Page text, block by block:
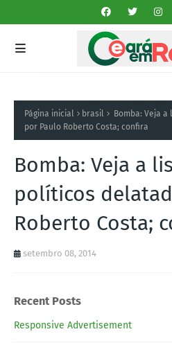
Página inicial brasil
Bomba: Veja
por Paulo Roberto Costa; confira
Bomba: Veja a
políticos
Roberto Costa;
setembro 08, 2014
Recent Posts
Responsive Advertisement